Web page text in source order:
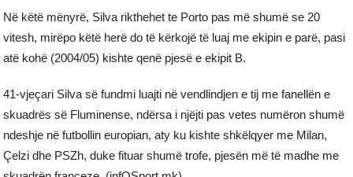
Në këtë mënyrë, Silva rikthehet te Porto pas më shumë se 20
vitesh, mirëpo këtë herë do të kërkojë të luaj me ekipin e parë, pasi
atë kohë (2004/05) kishte qenë pjesë e ekipit B.
41-vjeçari Silva së fundmi luajti në vendlindjen e tij me fanellën e
skuadrës së Fluminense, ndërsa i njëjti pas vetes numëron shumë
ndeshje në futbollin europian, aty ku kishte shkëlqyer me Milan,
Çelzi dhe PSZh, duke fituar shumë trofe, pjesën më të madhe me